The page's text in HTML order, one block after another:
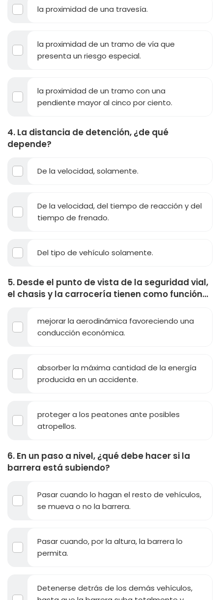
la proximidad de una travesía.
la proximidad de un tramo de vía que
presenta un riesgo especial.
la proximidad de un tramo con una
pendiente mayor al cinco por ciento.
4. La distancia de detención, ¿de qué
depende?
De la velocidad, solamente.
De la velocidad, del tiempo de reacción y del
tiempo de frenado.
Del tipo de vehículo solamente.
5. Desde el punto de vista de la seguridad vial,
el chasis y la carrocería tienen como función...
mejorar la aerodinámica favoreciendo una
conducción económica.
absorber la máxima cantidad de la energía
producida en un accidente.
proteger a los peatones ante posibles
atropellos.
6. En un paso a nivel, ¿qué debe hacer si la
barrera está subiendo?
Pasar cuando lo hagan el resto de vehículos,
se mueva o no la barrera.
Pasar cuando, por la altura, la barrera lo
permita.
Detenerse detrás de los demás vehículos,